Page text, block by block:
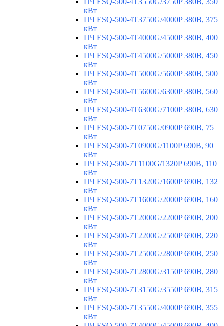
ПЧ ESQ-500-4T3550G/3750P 380В, 350
кВт
ПЧ ESQ-500-4T3750G/4000P 380В, 375
кВт
ПЧ ESQ-500-4T4000G/4500P 380В, 400
кВт
ПЧ ESQ-500-4T4500G/5000P 380В, 450
кВт
ПЧ ESQ-500-4T5000G/5600P 380В, 500
кВт
ПЧ ESQ-500-4T5600G/6300P 380В, 560
кВт
ПЧ ESQ-500-4T6300G/7100P 380В, 630
кВт
ПЧ ESQ-500-7T0750G/0900P 690В, 75
кВт
ПЧ ESQ-500-7T0900G/1100P 690В, 90
кВт
ПЧ ESQ-500-7T1100G/1320P 690В, 110
кВт
ПЧ ESQ-500-7T1320G/1600P 690В, 132
кВт
ПЧ ESQ-500-7T1600G/2000P 690В, 160
кВт
ПЧ ESQ-500-7T2000G/2200P 690В, 200
кВт
ПЧ ESQ-500-7T2200G/2500P 690В, 220
кВт
ПЧ ESQ-500-7T2500G/2800P 690В, 250
кВт
ПЧ ESQ-500-7T2800G/3150P 690В, 280
кВт
ПЧ ESQ-500-7T3150G/3550P 690В, 315
кВт
ПЧ ESQ-500-7T3550G/4000P 690В, 355
кВт